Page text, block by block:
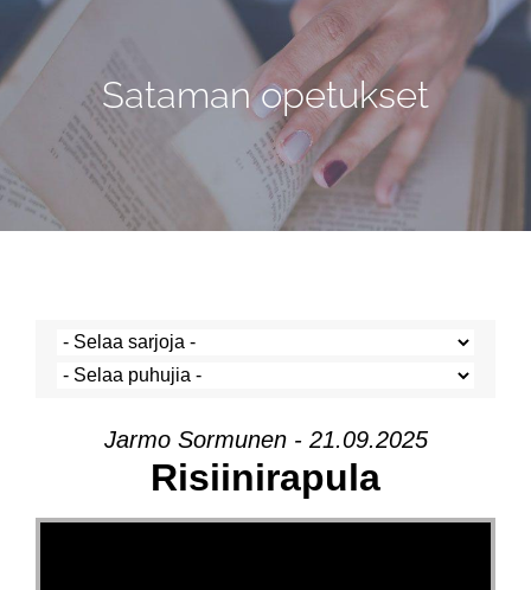
Sataman opetukset
Jarmo Sormunen - 21.09.2025
Risiinirapula
Videotoistin